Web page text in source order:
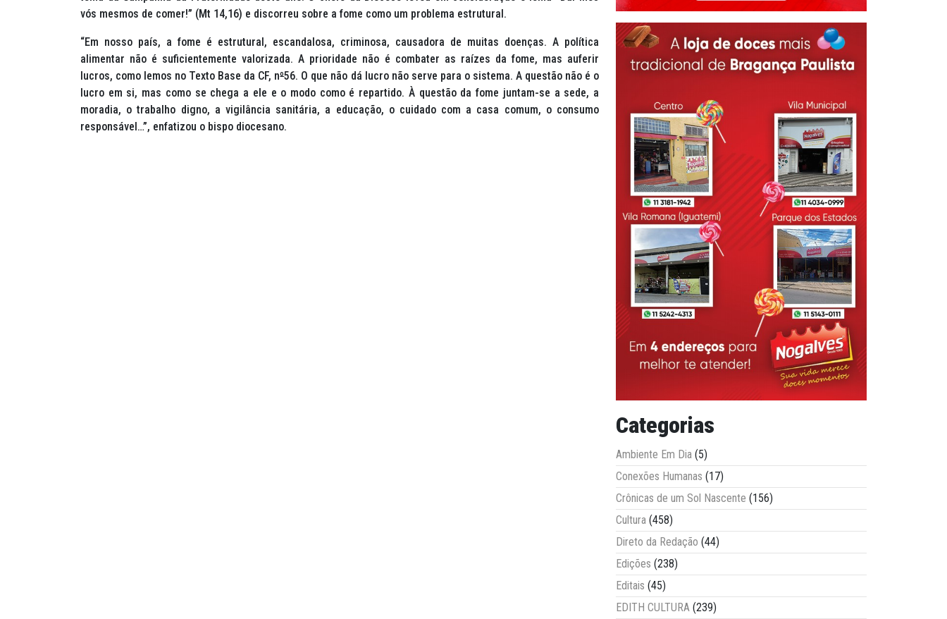
vós mesmos de comer!” (Mt 14,16) e discorreu sobre a fome como um problema estrutural.
“Em nosso país, a fome é estrutural, escandalosa, criminosa, causadora de muitas doenças. A política
alimentar não é suficientemente valorizada. A prioridade não é combater as raízes da fome, mas auferir
lucros, como lemos no Texto Base da CF, nº56. O que não dá lucro não serve para o sistema. A questão não é o
lucro em si, mas como se chega a ele e o modo como é repartido. À questão da fome juntam-se a sede, a
moradia, o trabalho digno, a vigilância sanitária, a educação, o cuidado com a casa comum, o consumo
responsável…”, enfatizou o bispo diocesano.
Categorias
Ambiente Em Dia (5)
Conexões Humanas (17)
Crônicas de um Sol Nascente (156)
Cultura (458)
Direto da Redação (44)
Edições (238)
Editais (45)
EDITH CULTURA (239)